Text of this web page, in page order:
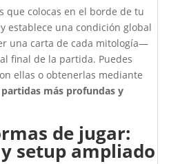
que colocas en el borde de tu
establece una condición global
una carta de cada mitología—
final de la partida. Puedes
ellas o obtenerlas mediante
partidas más profundas y
de jugar:
setup ampliado